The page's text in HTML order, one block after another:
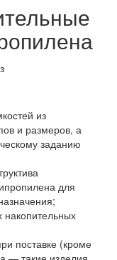
из
и размеров, а
заданию
для
накопительных
поставке (кроме